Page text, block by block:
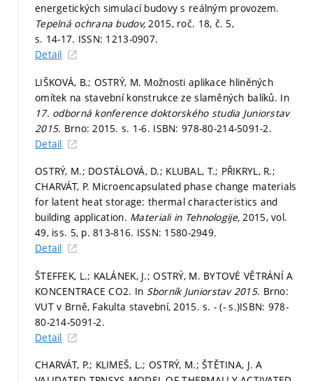
energetických simulací budovy s reálným provozem.
Tepelná ochrana budov,2015, roč. 18, č. 5,
s. 14-17. ISSN: 1213-0907.
Detail
LIŠKOVÁ, B.; OSTRÝ, M. Možnosti aplikace hliněných
omítek na stavební konstrukce ze slaměných balíků. In
17. odborná konference doktorského studia Juniorstav
2015. Brno: 2015.s. 1-6. ISBN: 978-80-214-5091-2.
Detail
OSTRÝ, M.; DOSTÁLOVÁ, D.; KLUBAL, T.; PŘIKRYL, R.;
CHARVÁT, P. Microencapsulated phase change materials
for latent heat storage: thermal characteristics and
building application. Materiali in Tehnologije,2015, vol.
49, iss. 5, p. 813-816. ISSN: 1580-2949.
Detail
ŠTEFFEK, L.; KALÁNEK, J.; OSTRÝ, M. BYTOVÉ VĚTRÁNÍ A
KONCENTRACE CO2. In Sborník Juniorstav 2015. Brno:
VUT v Brně, Fakulta stavební, 2015.s. - (- s.)ISBN: 978-
80-214-5091-2.
Detail
CHARVÁT, P.; KLIMEŠ, L.; OSTRÝ, M.; ŠTĚTINA, J. A